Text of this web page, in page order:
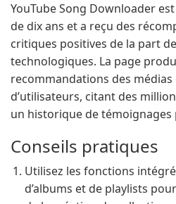
YouTube Song Downloader
de dix ans et a reçu des
critiques positives de la part
technologiques. La page
recommandations des médias
d’utilisateurs, citant des
un historique de témoignages
Conseils pratiques
Utilisez les fonctions
d’albums et de playlists